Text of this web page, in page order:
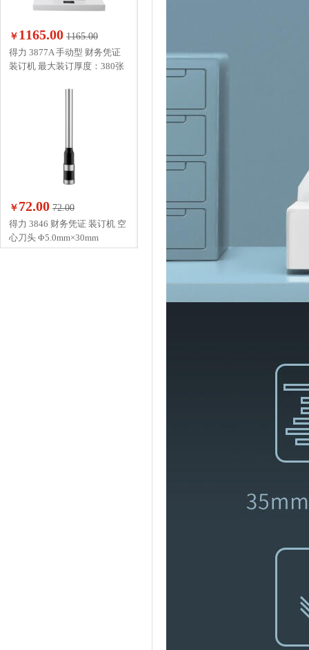
￥ 1165.00 1165.00
得力 3877A 手动型 财务凭证
装订机 最大装订厚度：380张
￥ 72.00 72.00
得力 3846 财务凭证 装订机 空
心刀头 Φ5.0mm×30mm